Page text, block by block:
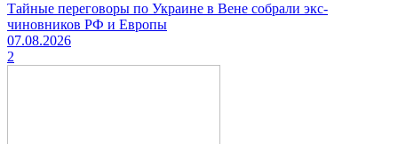
Тайные переговоры по Украине в Вене собрали экс-
чиновников РФ и Европы
07.08.2026
2